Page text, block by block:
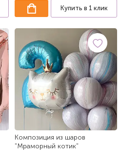
Купить в 1 клик
Композиция из шаров
"Мраморный котик"